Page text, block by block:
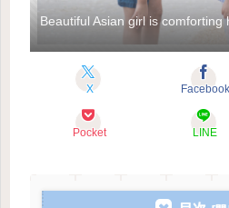
Beautiful Asian girl is
X Facebook
Pocket LINE